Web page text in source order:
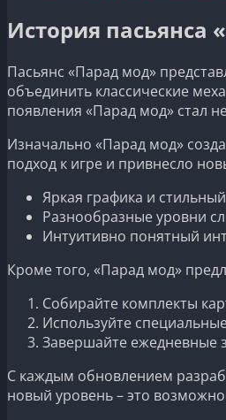
История пасьянса
Пасьянс «Парад мод»
объединить классические
появления «Парад мод» стал
Изначально «Парад мод»
подход к игре и привнесло
Яркая графика и
Разнообразные уровни
Интуитивно понятный
Кроме того, «Парад мод»
Собирайте комплекты
Используйте
Завершайте ежедневные
С каждым обновлением
новый уровень – это